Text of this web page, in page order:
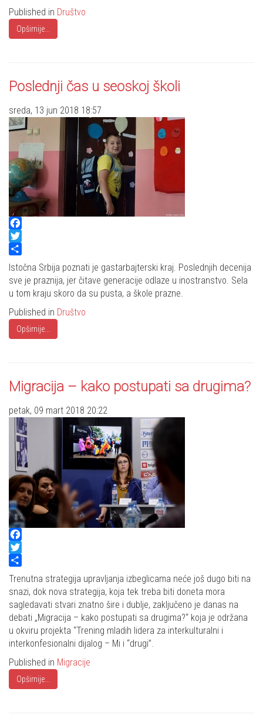
Published in Društvo
Opširnije...
Poslednji čas u seoskoj školi
sreda, 13 jun 2018 18:57
Facebook
Twitter
Share
Istočna Srbija poznati je gastarbajterski kraj. Poslednjih decenija
sve je praznija, jer čitave generacije odlaze u inostranstvo. Sela
u tom kraju skoro da su pusta, a škole prazne.
Published in Društvo
Opširnije...
Migracija – kako postupati sa drugima?
petak, 09 mart 2018 20:22
Facebook
Twitter
Share
Trenutna strategija upravljanja izbeglicama neće još dugo biti na
snazi, dok nova strategija, koja tek treba biti doneta mora
sagledavati stvari znatno šire i dublje, zaključeno je danas na
debati „Migracija – kako postupati sa drugima?“ koja je održana
u okviru projekta “Trening mladih lidera za interkulturalni i
interkonfesionalni dijalog – Mi i “drugi”.
Published in Migracije
Opširnije...